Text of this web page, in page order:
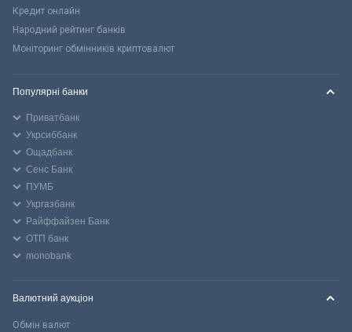
Кредит онлайн
Народний рейтинг банків
Моніторинг обмінників криптовалют
Популярні банки
Приватбанк
Укрсиббанк
Ощадбанк
Сенс Банк
ПУМБ
Укргазбанк
Райффайзен Банк
ОТП банк
monobank
Валютний аукціон
Обмін валют